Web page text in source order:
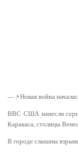
— ⚡️Новая война
ВВС США нанесли
Каракаса, столицы
В городе слышны